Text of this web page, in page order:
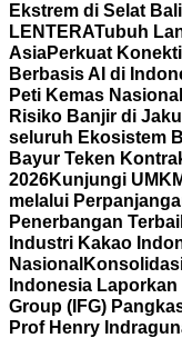
Ekstrem di Selat
LENTERATubuh
AsiaPerkuat
Berbasis AI di
Peti Kemas Nasional
Risiko Banjir di
seluruh Ekosistem
Bayur Teken
2026Kunjungi
melalui
Penerbangan
Industri Kakao
Nasional
Indonesia
Group (IFG)
Prof Henry